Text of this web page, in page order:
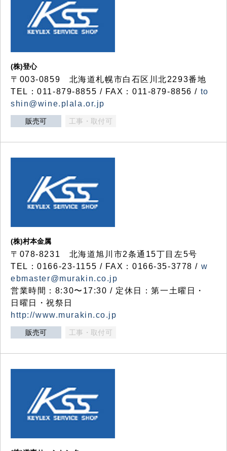
(株)登心
〒003-0859 北海道札幌市白石区川北2293番地
TEL：011-879-8855 / FAX：011-879-8856 / to
shin@wine.plala.or.jp
販売可 工事・取付可
(株)村本金属
〒078-8231 北海道旭川市2条通15丁目左5号
TEL：0166-23-1155 / FAX：0166-35-3778 / w
ebmaster@murakin.co.jp
営業時間：8:30〜17:30 / 定休日：第一土曜日・
日曜日・祝祭日
http://www.murakin.co.jp
販売可 工事・取付可